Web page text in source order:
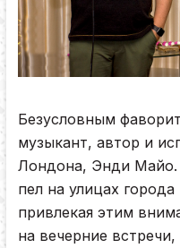
Безусловным
музыкант, автор и
Лондона, Энди Майо.
пел на улицах
привлекая этим
на вечерние